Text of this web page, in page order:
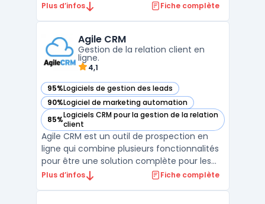
les entreprises à gérer et optimiser leurs
Dynamics 365, ClickDimensions permet
d'automatiser l'ensemble des pr ...
Plus d’infos Fiche complète
Agile CRM
Gestion de la relation client en
ligne.
4,1
95%Logiciels de gestion des leads
— voir Agile CRM dans cette catégorie
90%Logiciel de marketing automation
— voir Agile CRM dans cette catégorie
85%Logiciels CRM pour la gestion de la relation
client
— voir Agile CRM dans cette catégorie
Agile CRM est un outil de prospection en
ligne qui combine plusieurs fonctionnalités
pour être une solution complète pour les
entreprises. Il permet de mettre en place
Plus d’infos Fiche complète